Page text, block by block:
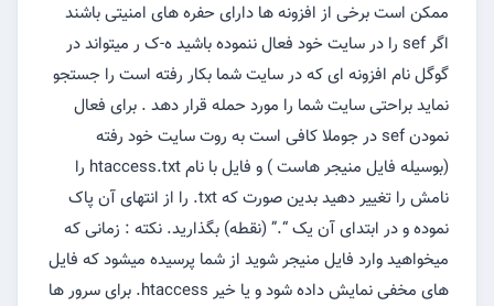
ممکن است برخی از افزونه ها دارای حفره های امنیتی باشند
اگر sef را در سایت خود فعال ننموده باشید ه-ک ر میتواند در
گوگل نام افزونه ای که در سایت شما بکار رفته است را جستجو
نماید براحتی سایت شما را مورد حمله قرار دهد . برای فعال
نمودن sef در جوملا کافی است به روت سایت خود رفته
(بوسیله فایل منیجر هاست ) و فایل با نام htaccess.txt را
نامش را تغییر دهید بدین صورت که txt. را از انتهای آن پاک
نموده و در ابتدای آن یک “.” (نقطه) بگذارید. نکته : زمانی که
میخواهید وارد فایل منیجر شوید از شما پرسیده میشود که فایل
های مخفی نمایش داده شود و یا خیر htaccess. برای سرور ها